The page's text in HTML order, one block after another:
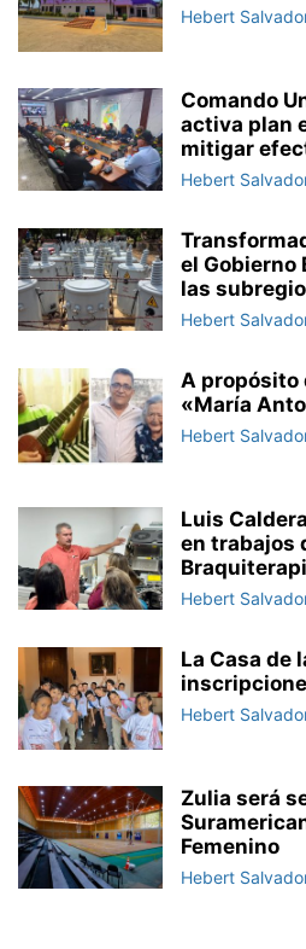
Hebert
Comando
activa plan
mitigar
Hebert
el Gobierno
las
Hebert
A propósito
«María
Hebert
Luis
en trabajos
Hebert
La Casa de
Hebert
Zulia será
Femenino
Hebert